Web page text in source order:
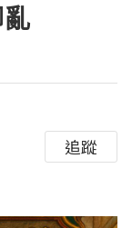
追蹤